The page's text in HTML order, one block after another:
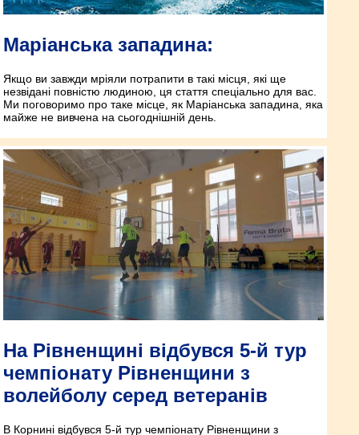
Маріанська западина:
Якщо ви завжди мріяли потрапити в такі місця, які ще
незвідані повністю людиною, ця стаття спеціально для вас.
Ми поговоримо про таке місце, як Маріанська западина, яка
майже не вивчена на сьогоднішній день.
На Рівненщині відбувся 5-й тур
чемпіонату Рівненщини з
волейболу серед ветеранів
В Корнині відбувся 5-й тур чемпіонату Рівненщини з